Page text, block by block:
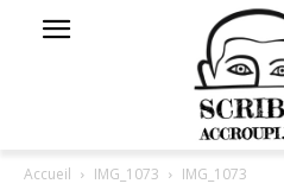
Accueil IMG_1073 IMG_1073